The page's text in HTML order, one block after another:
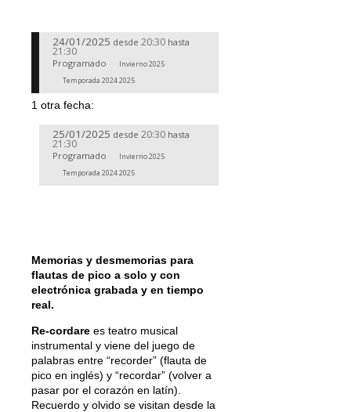
24/01/2025 desde 20:30 hasta
21:30
Programado
Invierno 2025
Temporada 2024 2025
1 otra fecha:
25/01/2025 desde 20:30 hasta
21:30
Programado
Invierno 2025
Temporada 2024 2025
Memorias y desmemorias para
flautas de pico a solo y con
electrónica grabada y en tiempo
real.
Re-cordare es teatro musical
instrumental y viene del juego de
palabras entre “recorder” (flauta de
pico en inglés) y “recordar” (volver a
pasar por el corazón en latín).
Recuerdo y olvido se visitan desde la